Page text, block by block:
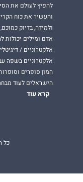
להפיץ לעולם את
והעשיר את כוח
ולמידה, בדיוק
אדם ומילים
אלקטרוניים /
אלקטרוניים בשפה
המון סופרים
הישראלים לעוד
קרא עוד
כל